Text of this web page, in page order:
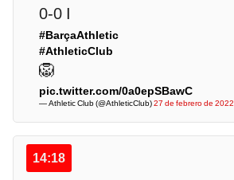
0-0 I
#BarçaAthletic
#AthleticClub
🦁
pic.twitter.com/0a0epSBawC
— Athletic Club (@AthleticClub)27 de febrero de 2022
14:18